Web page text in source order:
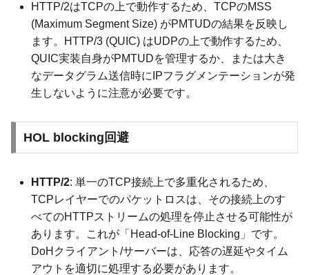
HTTP/2はTCPの上で動作するため、TCPのMSS
(Maximum Segment Size) がPMTUDの結果を反映し
ます。HTTP/3 (QUIC) はUDPの上で動作するため、
QUIC実装自身がPMTUDを管理するか、または大き
なデータグラム送信時にIPフラグメンテーションが発
生しないように注意が必要です。
HOL blocking回避
HTTP/2: 単一のTCP接続上で多重化されるため、
TCPレイヤーでのパケットロスは、その接続上のす
べてのHTTPストリームの処理を停止させる可能性が
あります。これが「Head-of-Line Blocking」です。
DoHクライアント/サーバーは、応答の遅延やタイム
アウトを適切に処理する必要があります。